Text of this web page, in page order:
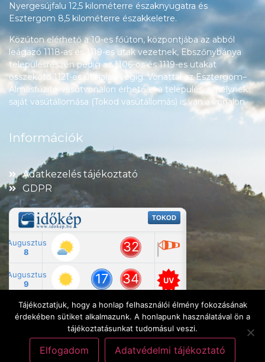
Nyergesújfalu 12,5 kilométerre északnyugatra és
Esztergom 8,5 kilométerre északkeletre.
Közúton elérhető a 10-es főúton, központjába az abból
leágazó 1118-as és 1119-es utak vezetnek, Ebszőnybánya
településrészén pedig az 1106-os és 1119-es utakat
összekötő 1121-es út halad végig. Vonattal az Esztergom–
Almásfüzitő-vasútvonalon érhető el a település, amelynek
saját vasútállomása (Tokod vasútállomás) is van a vonalon.
Információk
Adatkezelés tájékoztató
GDPR
Tájékoztatjuk, hogy a honlap felhasználói élmény fokozásának
érdekében sütiket alkalmazunk. A honlapunk használatával ön a
tájékoztatásunkat tudomásul veszi.
Elfogadom Adatvédelmi tájékoztató